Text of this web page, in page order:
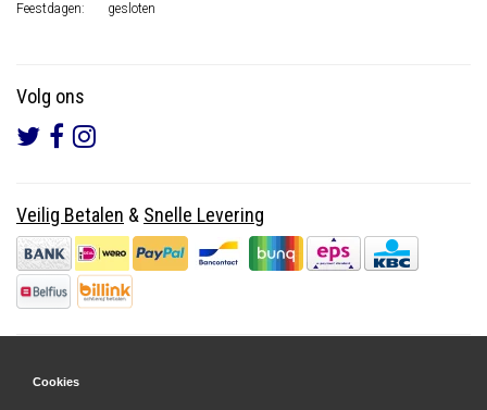
Feestdagen:
gesloten
Volg ons
Veilig Betalen & Snelle Levering
Cookies